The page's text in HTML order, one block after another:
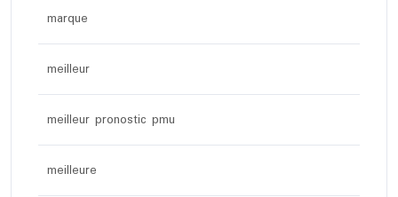
marque
meilleur
meilleur pronostic pmu
meilleure